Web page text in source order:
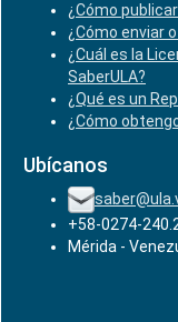
¿Cómo
¿Cómo enviar
¿Cuál es la
SaberULA?
¿Qué es un
¿Cómo
Ubícanos
+58-0274-
Mérida -